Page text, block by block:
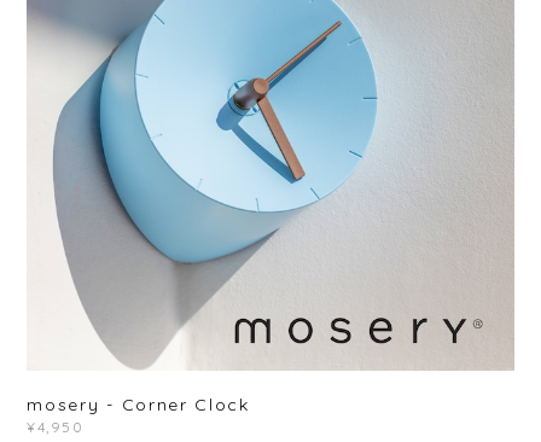
mosery - Corner Clock
¥4,950